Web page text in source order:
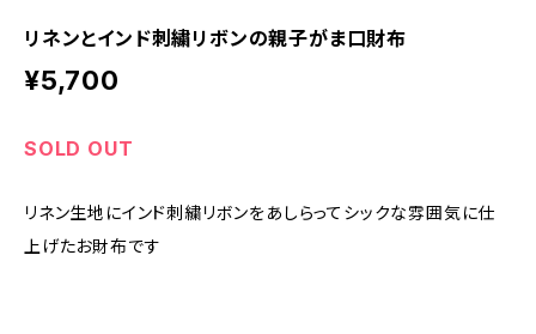
リネンとインド刺繍リボンの親子がま口財布
¥5,700
SOLD OUT
リネン生地にインド刺繍リボンをあしらってシックな雰囲気に仕
上げたお財布です